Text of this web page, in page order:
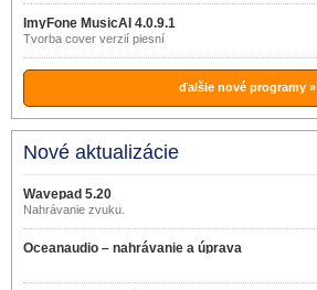
ImyFone MusicAI 4.0.9.1
Tvorba cover verzií piesní
ďalšie nové programy »
Nové aktualizácie
Wavepad 5.20
Nahrávanie zvuku.
Oceanaudio – nahrávanie a úprava